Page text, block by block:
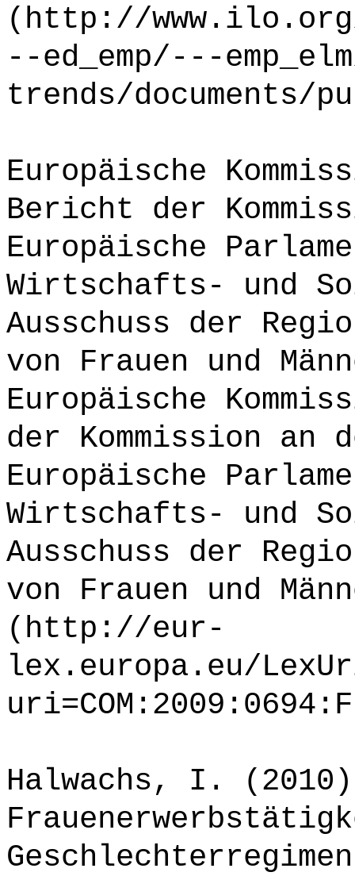
(http://
--ed_emp/---
trends/documents/
Europäische
Bericht der
Europäische
Wirtschafts- und
Ausschuss der
von Frauen und
Europäische
der Kommission an
Europäische
Wirtschafts- und
Ausschuss der
von Frauen und
(http://eur-
lex.europa.eu/
Halwachs, I.